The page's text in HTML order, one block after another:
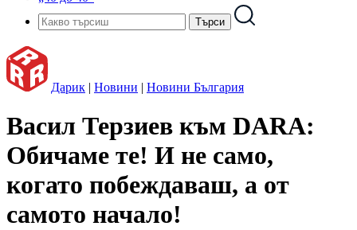
Дарик | Новини | Новини България
Васил Терзиев към DARA:
Обичаме те! И не само,
когато побеждаваш, а от
самото начало!